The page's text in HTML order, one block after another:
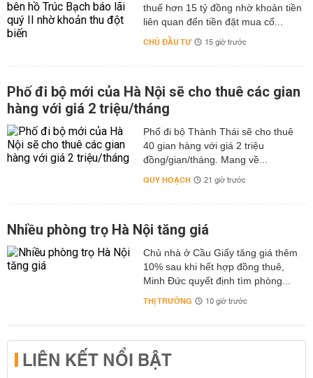
thuế hơn 15 tỷ đồng nhờ khoản tiền
liên quan đến tiền đặt mua cổ...
CHỦ ĐẦU TƯ 15 giờ trước
Phố đi bộ mới của Hà Nội sẽ cho thuê các gian
hàng với giá 2 triệu/tháng
Phố đi bộ Thành Thái sẽ cho thuê
40 gian hàng với giá 2 triệu
đồng/gian/tháng. Mang về...
QUY HOẠCH 21 giờ trước
Nhiều phòng trọ Hà Nội tăng giá
Chủ nhà ở Cầu Giấy tăng giá thêm
10% sau khi hết hợp đồng thuê,
Minh Đức quyết định tìm phòng...
THỊ TRƯỜNG 10 giờ trước
LIÊN KẾT NỔI BẬT